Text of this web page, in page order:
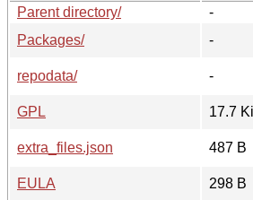
Parent directory/
-
Packages/
-
repodata/
-
GPL
17.7
extra_files.json
487 B
EULA
298 B